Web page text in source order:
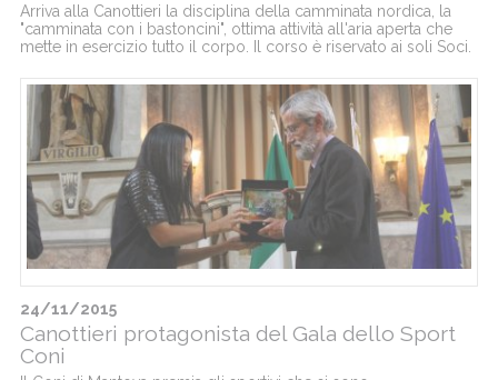
Arriva alla Canottieri la disciplina della camminata nordica, la
"camminata con i bastoncini", ottima attività all'aria aperta che
mette in esercizio tutto il corpo. Il corso è riservato ai soli Soci.
24/11/2015
Canottieri protagonista del Gala dello Sport
Coni